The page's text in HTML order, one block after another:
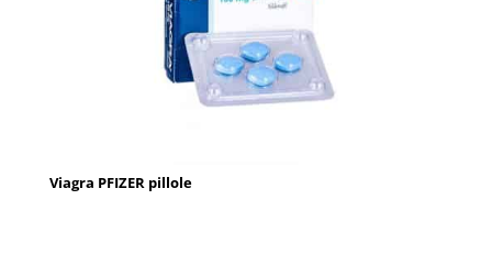
Viagra PFIZER pillole